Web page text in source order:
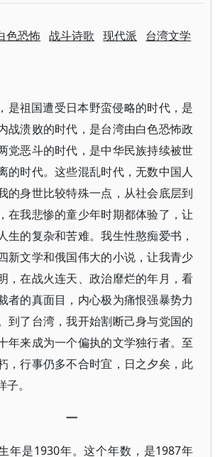
色恐怖 战斗诗歌 现代派 台湾文学
是祖国遭受日本野蛮侵略的时代，是
战溃败的时代，是台湾由白色恐怖政
党恶斗的时代，是中华民族持续被世
的时代。这些混乱时代，无数中国人
的身世比较特殊一点，从社会底层到
在我悲惨的童少年时期都体验了，让
生的复杂和苦难。我生性憨痴爱书，
新文学和俄国伟大的小说，让我青少
，在战火连天、政治靡烂的年月，看
者的真面目，内心极为痛恨强暴势力
到了台湾，我开始割断己身与党国的
年来成为一个偏执的文学独行者。至
，行事仍多不合时宜，日之夕矣，此
。
一
年是1930年。这个年数，是1987年